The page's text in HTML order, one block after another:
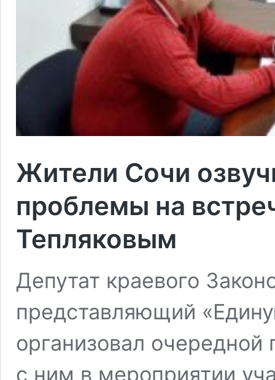
Жители Сочи
проблемы на
Тепляковым
Депутат краевого
представляющий
организовал
с ним в мероприятии